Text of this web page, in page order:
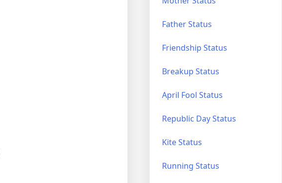
Father Status
Friendship Status
Breakup Status
April Fool Status
Republic Day Status
Kite Status
Running Status